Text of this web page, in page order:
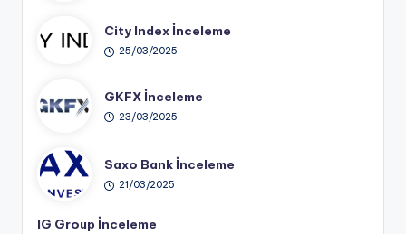
City Index İnceleme
25/03/2025
GKFX İnceleme
23/03/2025
Saxo Bank İnceleme
21/03/2025
IG Group İnceleme